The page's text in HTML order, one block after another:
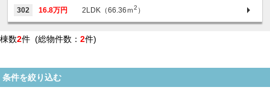
302 16.8万円 2LDK（66.36ｍ2 ）
棟数2件 (総物件数： 2件)
条件を絞り込む